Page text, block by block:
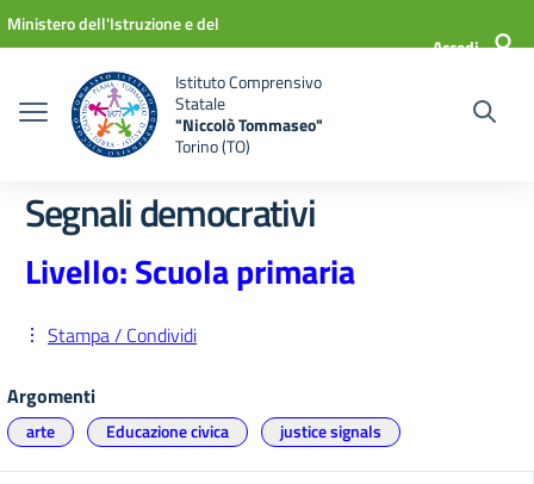
Vai ai contenuti
Vai al menu di navigazione
Vai al footer
Ministero dell'Istruzione e del
Accedi
Istituto Comprensivo
Statale
"Niccolò Tommaseo"
Torino (TO)
Segnali democrativi
Livello: Scuola primaria
Stampa / Condividi
Argomenti
arte Educazione civica justice signals